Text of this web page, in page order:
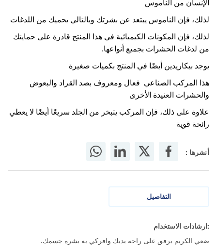
الإنسان من الناموس
لذلك، فإن الناموس يبتعد عن بشرتك وبالتالي يحميك من اللدغات
لذلك، فإن المكونات الكيميائية في هذا المنتج قادرة على حمايتك
من لدغات الحشرات بجميع أنواعها.
يوجد بيكاريدين أيضًا في المنتج بكميات صغيرة
هذا المركب الصناعي فعال ومعروف بصد القراد والبعوض
والحشرات العنيدة الأخرى
علاوة على ذلك، فإن المركب يتبخر من الجلد سريعًا أيضًا لا يعطي
رائحة قوية
أنشرها :
التفاصيل
:ارشادات الاستخدام
ضعي الكريم برفق على راحة يديك وافركي به بشرة جسمك.